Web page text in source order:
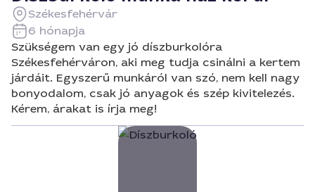
Székesfehérvár
6 hónapja
Szükségem van egy jó díszburkolóra
Székesfehérváron, aki meg tudja csinálni a kertem
járdáit. Egyszerű munkáról van szó, nem kell nagy
bonyodalom, csak jó anyagok és szép kivitelezés.
Kérem, árakat is írja meg!